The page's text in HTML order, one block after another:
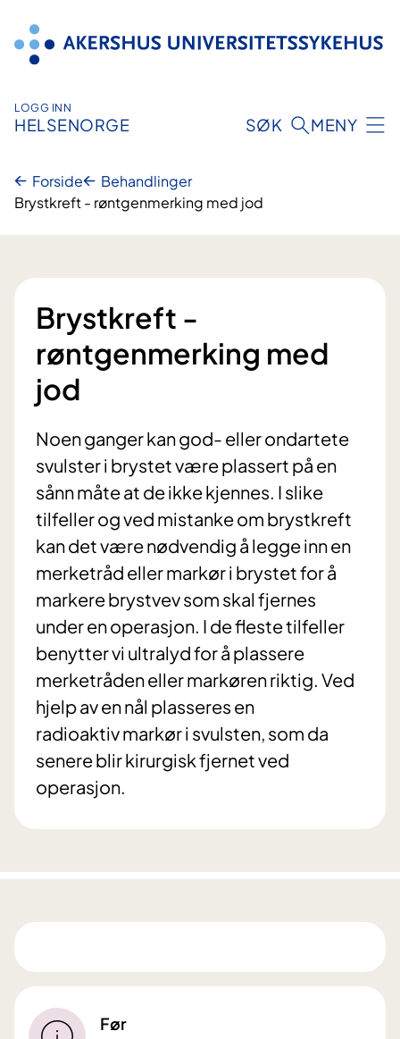
innhold
LOGG INN
HELSENORGE SØK MENY
Forside
Behandlinger
Brystkreft - røntgenmerking med jod
Brystkreft -
røntgenmerking med
jod
Noen ganger kan god- eller ondartete
svulster i brystet være plassert på en
sånn måte at de ikke kjennes. I slike
tilfeller og ved mistanke om brystkreft
kan det være nødvendig å legge inn en
merketråd eller markør i brystet for å
markere brystvev som skal fjernes
under en operasjon. I de fleste tilfeller
benytter vi ultralyd for å plassere
merketråden eller markøren riktig. Ved
hjelp av en nål plasseres en
radioaktiv markør i svulsten, som da
senere blir kirurgisk fjernet ved
operasjon.
Før